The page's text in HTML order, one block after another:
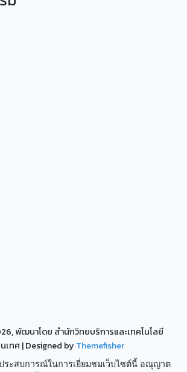
พัฒนาโดย สำนักวิทยบริการและเทคโนโลยี
เทศ| Designed by Themefisher
ประสบการณ์ในการเยี่ยมชมเว็บไซต์นี้ อณุญาต